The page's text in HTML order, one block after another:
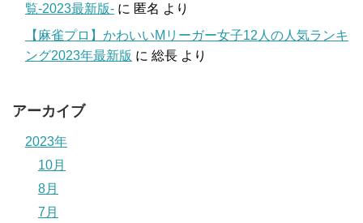
覧-2023最新版- に 匿名 より
【麻雀プロ】かわいいMリーガー女子12人の人気ランキ
ング2023年最新版 に 総長 より
アーカイブ
2023年
10月
8月
7月